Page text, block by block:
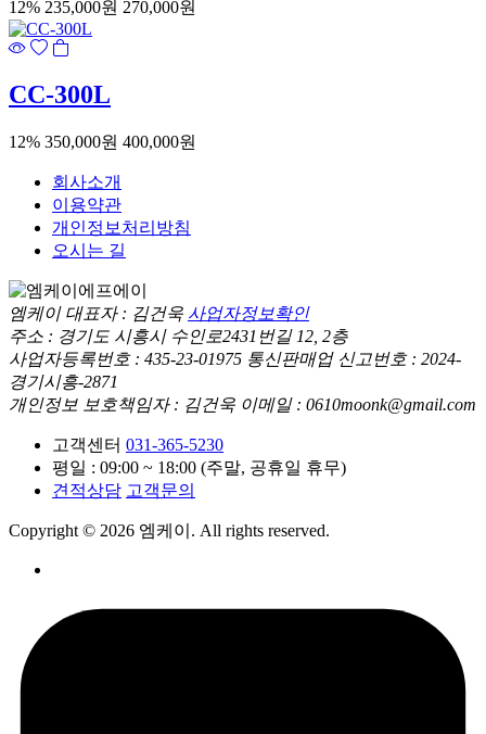
12% 235,000원 270,000원
CC-300L
12% 350,000원 400,000원
회사소개
이용약관
개인정보처리방침
오시는 길
엠케이 대표자 : 김건욱 사업자정보확인
주소 : 경기도 시흥시 수인로2431번길 12, 2층
사업자등록번호 : 435-23-01975 통신판매업 신고번호 : 2024-
경기시흥-2871
개인정보 보호책임자 : 김건욱 이메일 : 0610moonk@gmail.com
고객센터 031-365-5230
평일 : 09:00 ~ 18:00 (주말, 공휴일 휴무)
견적상담 고객문의
Copyright © 2026 엠케이. All rights reserved.